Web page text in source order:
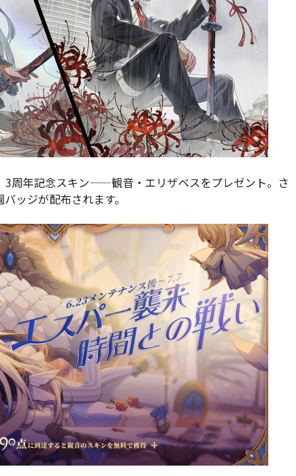
3周年記念スキン——観音・エリザベスをプレゼント。さ
ッジが配布されます。